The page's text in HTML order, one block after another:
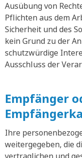
Ausübung von
Pflichten aus dem
Sicherheit und des
kein Grund zu der
schutzwürdige
Ausschluss der
Empfänger
Ihre
weitergegeben, die